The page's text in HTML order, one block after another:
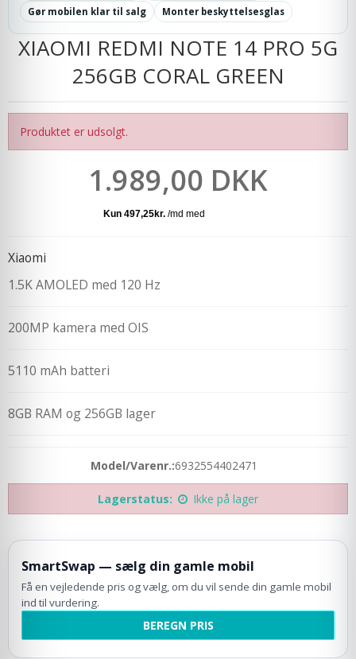
Gør mobilen klar til salg
Monter beskyttelsesglas
XIAOMI REDMI NOTE 14 PRO 5G
256GB CORAL GREEN
Produktet er udsolgt.
1.989,00 DKK
Xiaomi
1.5K AMOLED med 120 Hz
200MP kamera med OIS
5110 mAh batteri
8GB RAM og 256GB lager
Model/Varenr.:6932554402471
Lagerstatus: Ikke på lager
SmartSwap — sælg din gamle mobil
Få en vejledende pris og vælg, om du vil sende din gamle mobil
ind til vurdering.
BEREGN PRIS